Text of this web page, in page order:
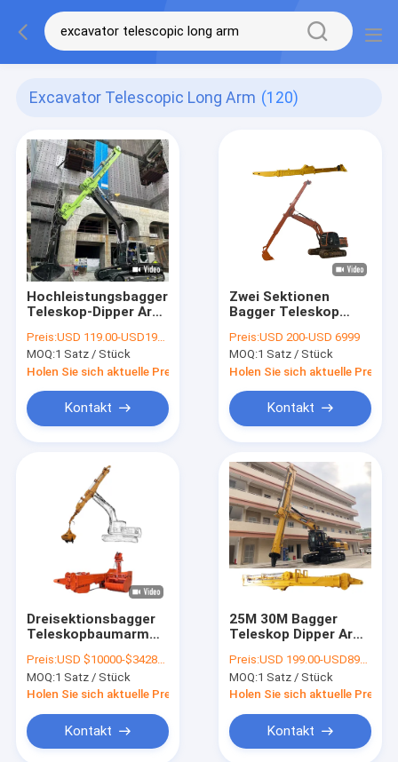
Excavator Telescopic Long Arm (120)
Hochleistungsbagger
Teleskop-Dipper Arm
& Effizienz
Preis:USD 119.00-USD19999.00
MOQ:1 Satz / Stück
Holen Sie sich aktuelle Preis
Kontakt
Zwei Sektionen
Bagger Teleskop
Standard oder
Clamshell Eimer
Preis:USD 200-USD 6999
MOQ:1 Satz / Stück
Holen Sie sich aktuelle Preis
Kontakt
Dreisektionsbagger
Teleskopbaumarm
Schwermaschinen
Preis:USD $10000-$34285/sets
MOQ:1 Satz / Stück
Holen Sie sich aktuelle Preis
Kontakt
25M 30M Bagger
Teleskop Dipper Arm
Clamshell Eimer
Preis:USD 199.00-USD8999.00
MOQ:1 Satz / Stück
Holen Sie sich aktuelle Preis
Kontakt